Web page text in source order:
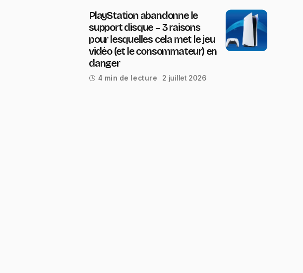
PlayStation abandonne le
support disque – 3 raisons
pour lesquelles cela met le jeu
vidéo (et le consommateur) en
danger
4 min de lecture 2 juillet 2026